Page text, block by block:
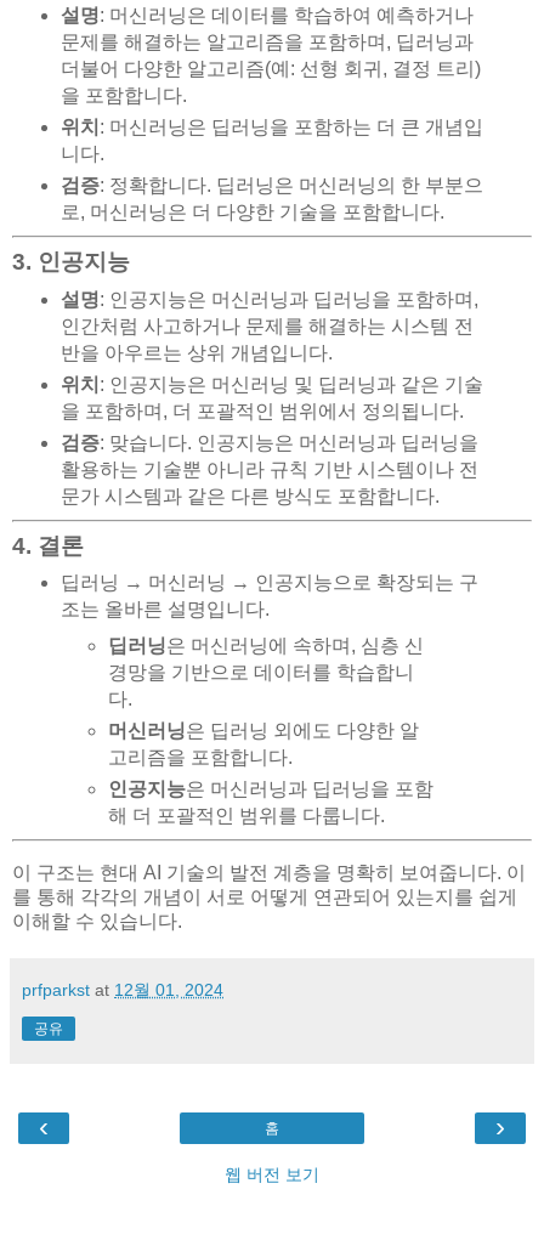
설명: 머신러닝은 데이터를 학습하여 예측하거나
문제를 해결하는 알고리즘을 포함하며, 딥러닝과
더불어 다양한 알고리즘(예: 선형 회귀, 결정 트리)
을 포함합니다.
위치 : 머신러닝은 딥러닝을 포함하는 더 큰 개념입
니다.
검증: 정확합니다. 딥러닝은 머신러닝의 한 부분으
로, 머신러닝은 더 다양한 기술을 포함합니다.
3. 인공지능
설명: 인공지능은 머신러닝과 딥러닝을 포함하며,
인간처럼 사고하거나 문제를 해결하는 시스템 전
반을 아우르는 상위 개념입니다.
위치 : 인공지능은 머신러닝 및 딥러닝과 같은 기술
을 포함하며, 더 포괄적인 범위에서 정의됩니다.
검증: 맞습니다. 인공지능은 머신러닝과 딥러닝을
활용하는 기술뿐 아니라 규칙 기반 시스템이나 전
문가 시스템과 같은 다른 방식도 포함합니다.
4. 결론
딥러닝 → 머신러닝 → 인공지능으로 확장되는 구
조는 올바른 설명입니다.
딥러닝은 머신러닝에 속하며, 심층 신
경망을 기반으로 데이터를 학습합니
다.
머신러닝은 딥러닝 외에도 다양한 알
고리즘을 포함합니다.
인공지능은 머신러닝과 딥러닝을 포함
해 더 포괄적인 범위를 다룹니다.
이 구조는 현대 AI 기술의 발전 계층을 명확히 보여줍니다. 이
를 통해 각각의 개념이 서로 어떻게 연관되어 있는지를 쉽게
이해할 수 있습니다.
prfparkst at 12월 01, 2024
공유
‹ ›
홈
웹 버전 보기